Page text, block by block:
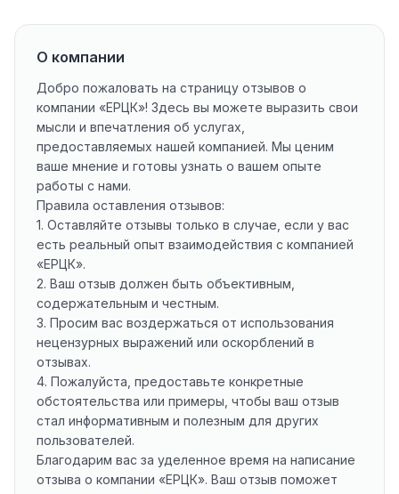
О компании
Добро пожаловать на страницу отзывов о
компании «ЕРЦК»! Здесь вы можете выразить свои
мысли и впечатления об услугах,
предоставляемых нашей компанией. Мы ценим
ваше мнение и готовы узнать о вашем опыте
работы с нами.
Правила оставления отзывов:
1. Оставляйте отзывы только в случае, если у вас
есть реальный опыт взаимодействия с компанией
«ЕРЦК».
2. Ваш отзыв должен быть объективным,
содержательным и честным.
3. Просим вас воздержаться от использования
нецензурных выражений или оскорблений в
отзывах.
4. Пожалуйста, предоставьте конкретные
обстоятельства или примеры, чтобы ваш отзыв
стал информативным и полезным для других
пользователей.
Благодарим вас за уделенное время на написание
отзыва о компании «ЕРЦК». Ваш отзыв поможет